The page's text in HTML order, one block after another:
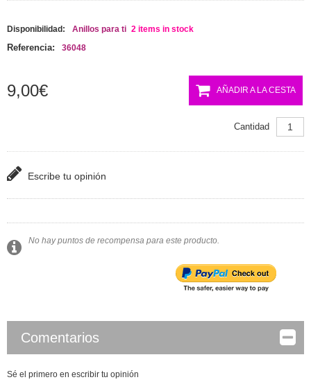
Disponibilidad: Anillos para ti 2 items in stock
Referencia: 36048
9,00€ AÑADIR A LA CESTA
Cantidad
Escribe tu opinión
No hay puntos de recompensa para este producto.
Comentarios
Sé el primero en escribir tu opinión